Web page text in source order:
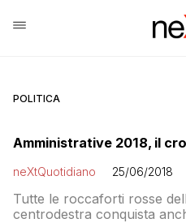
POLITICA
Amministrative 2018, il
neXtQuotidiano 25/06/2018
Tutte le roccaforti rosse
centrodestra conquista